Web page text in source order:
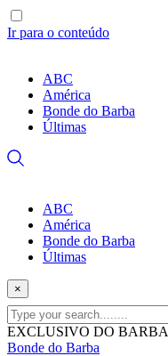
Ir para o conteúdo
ABC
América
Bonde do Barba
Últimas
ABC
América
Bonde do Barba
Últimas
×
EXCLUSIVO DO BARBA!
Bonde do Barba